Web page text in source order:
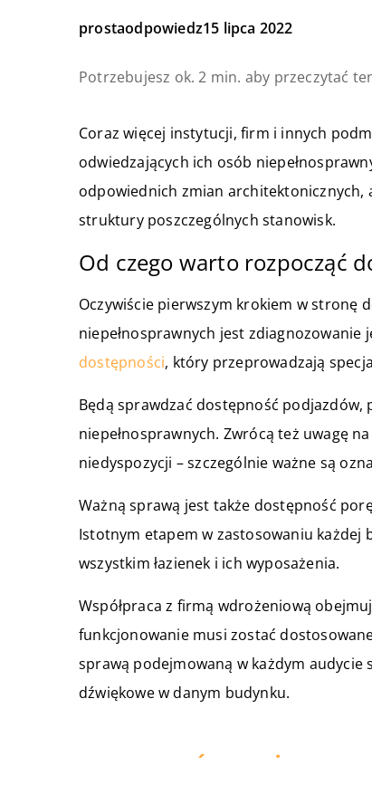
prostaodpowiedz15 lipca 2022
Potrzebujesz ok. 2 min. aby przeczytać
Coraz więcej instytucji, firm i innych
odwiedzających ich osób
odpowiednich zmian architektonicznych,
struktury poszczególnych stanowisk.
Od czego warto rozpocząć
Oczywiście pierwszym krokiem w stronę
niepełnosprawnych jest
dostępności, który przeprowadzają
Będą sprawdzać dostępność
niepełnosprawnych. Zwrócą też uwagę
niedyspozycji – szczególnie ważne są
Ważną sprawą jest także dostępność
Istotnym etapem w zastosowaniu
wszystkim łazienek i ich wyposażenia.
Współpraca z firmą wdrożeniową
funkcjonowanie musi zostać
sprawą podejmowaną w każdym
dźwiękowe w danym budynku.
ZOBACZ RÓWNIEŻ